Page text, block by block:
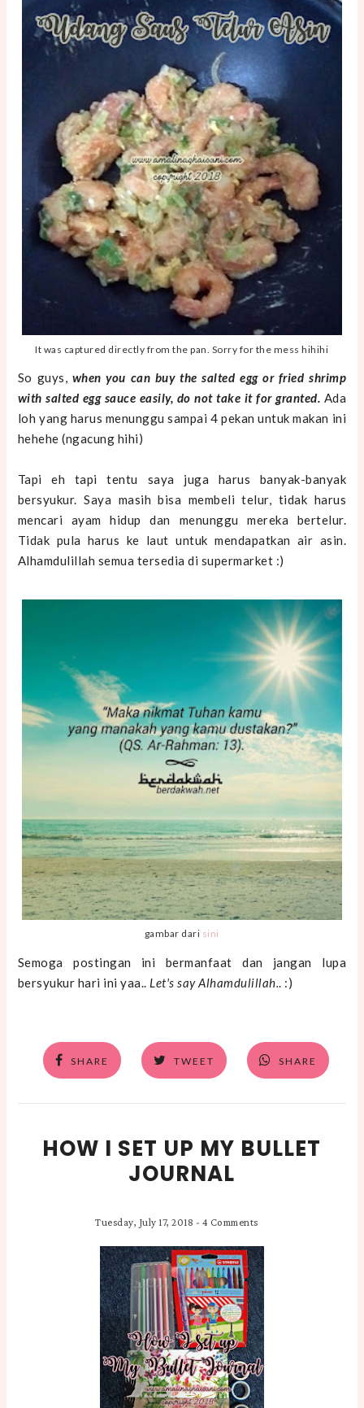
It was captured directly from the pan. Sorry for the mess hihihi
So guys, when you can buy the salted egg or fried shrimp
with salted egg sauce easily, do not take it for granted. Ada
loh yang harus menunggu sampai 4 pekan untuk makan ini
hehehe (ngacung hihi)
Tapi eh tapi tentu saya juga harus banyak-banyak
bersyukur. Saya masih bisa membeli telur, tidak harus
mencari ayam hidup dan menunggu mereka bertelur.
Tidak pula harus ke laut untuk mendapatkan air asin.
Alhamdulillah semua tersedia di supermarket :)
gambar dari sini
Semoga postingan ini bermanfaat dan jangan lupa
bersyukur hari ini yaa.. Let's say Alhamdulillah.. :)
SHARE TWEET SHARE
HOW I SET UP MY BULLET
JOURNAL
Tuesday, July 17, 2018 - 4 Comments